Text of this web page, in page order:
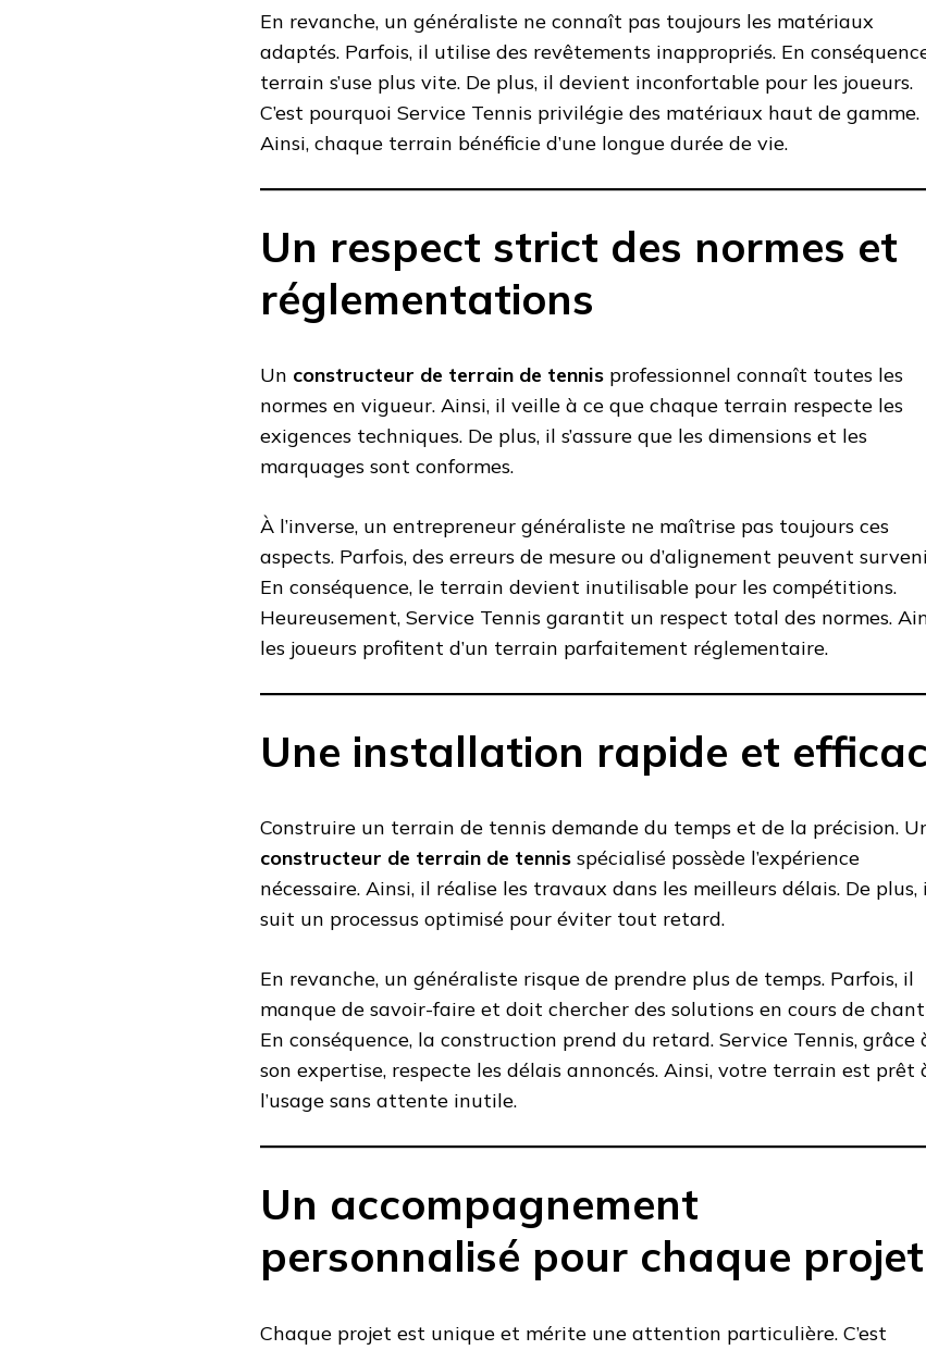
En revanche, un généraliste ne connaît pas toujours les matériaux
adaptés. Parfois, il utilise des revêtements inappropriés. En
terrain s’use plus vite. De plus, il devient inconfortable pour les joueurs.
C’est pourquoi Service Tennis privilégie des matériaux haut de gamme.
Ainsi, chaque terrain bénéficie d’une longue durée de vie.
Un respect strict des normes et
réglementations
Un constructeur de terrain de tennis professionnel connaît toutes les
normes en vigueur. Ainsi, il veille à ce que chaque terrain respecte les
exigences techniques. De plus, il s’assure que les dimensions et les
marquages sont conformes.
À l’inverse, un entrepreneur généraliste ne maîtrise pas toujours ces
aspects. Parfois, des erreurs de mesure ou d’alignement peuvent
En conséquence, le terrain devient inutilisable pour les compétitions.
Heureusement, Service Tennis garantit un respect total des normes.
les joueurs profitent d’un terrain parfaitement réglementaire.
Une installation rapide et
Construire un terrain de tennis demande du temps et de la précision.
constructeur de terrain de tennis spécialisé possède l’expérience
nécessaire. Ainsi, il réalise les travaux dans les meilleurs délais. De plus,
suit un processus optimisé pour éviter tout retard.
En revanche, un généraliste risque de prendre plus de temps. Parfois, il
manque de savoir-faire et doit chercher des solutions en cours de
En conséquence, la construction prend du retard. Service Tennis, grâce
son expertise, respecte les délais annoncés. Ainsi, votre terrain est prêt
l’usage sans attente inutile.
Un accompagnement
personnalisé pour chaque projet
Chaque projet est unique et mérite une attention particulière. C’est